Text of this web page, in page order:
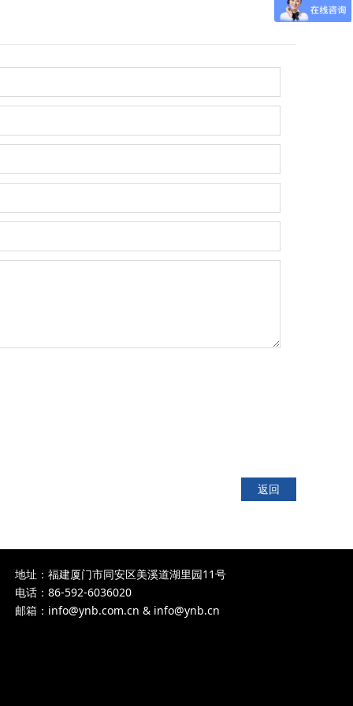
返回
地址： 福建厦门市同安区美溪道湖里园11号
电话： 86-592-6036020
邮箱：info@ynb.com.cn & info@ynb.cn